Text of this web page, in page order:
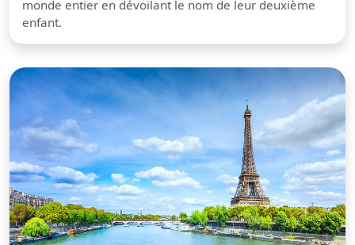
monde entier en dévoilant le nom de leur deuxième
enfant.